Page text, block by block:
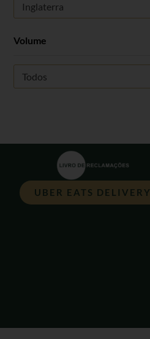
Inglaterra
Volume
Todos
UBER EATS DELIVERY